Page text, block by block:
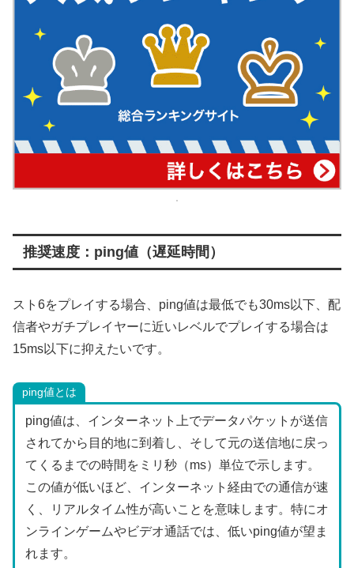
推奨速度：ping値（遅延時間）
スト6をプレイする場合、ping値は最低でも30ms以下、配
信者やガチプレイヤーに近いレベルでプレイする場合は
15ms以下に抑えたいです。
ping値とは
ping値は、インターネット上でデータパケットが送信
されてから目的地に到着し、そして元の送信地に戻っ
てくるまでの時間をミリ秒（ms）単位で示します。
この値が低いほど、インターネット経由での通信が速
く、リアルタイム性が高いことを意味します。特にオ
ンラインゲームやビデオ通話では、低いping値が望ま
れます。